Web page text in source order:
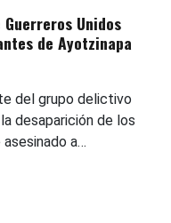
Unidos
de Ayotzinapa
del grupo delictivo
desaparición de los
a…